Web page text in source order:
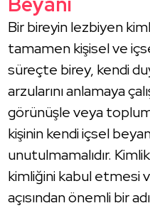
Bir bireyin lezbiyen
tamamen kişisel ve
süreçte birey, kendi
arzularını anlamaya
görünüşle veya
kişinin kendi içsel
unutulmamalıdır.
kimliğini kabul etmesi
açısından önemli bir